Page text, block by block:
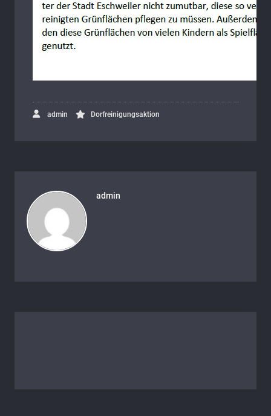
admin Dorfreinigungsaktion
admin